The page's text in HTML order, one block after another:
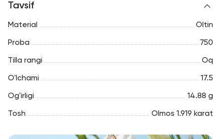
Tavsif
Material Oltin
Proba 750
Tilla rangi Oq
O'lchami 17.5
Og'irligi 14.88 g
Tosh Olmos 1.919 karat